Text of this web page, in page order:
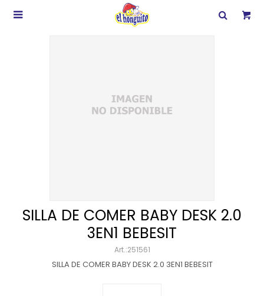

SILLA DE COMER BABY DESK 2.0
3EN1 BEBESIT
251561
SILLA DE COMER BABY DESK 2.0 3EN1 BEBESIT